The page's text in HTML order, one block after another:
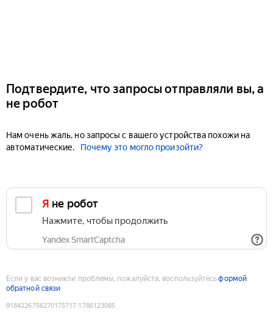
Подтвердите, что запросы отправляли вы, а
не робот
Нам очень жаль, но запросы с вашего устройства похожи на
автоматические.
Почему это могло произойти?
Я не робот
Нажмите, чтобы продолжить
Yandex SmartCaptcha
Если у вас возникли проблемы, пожалуйста, воспользуйтесьформой
обратной связи
9184226756270175717:1786123085